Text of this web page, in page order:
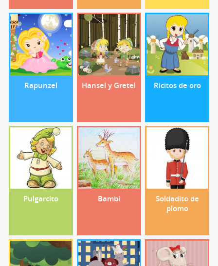
Rapunzel Hansel y Gretel Ricitos de oro
Pulgarcito Bambi
Soldadito de
plomo